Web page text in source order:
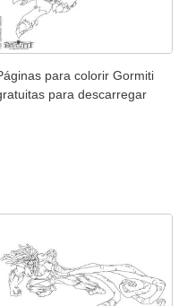
para colorir Gormiti
para descarregar